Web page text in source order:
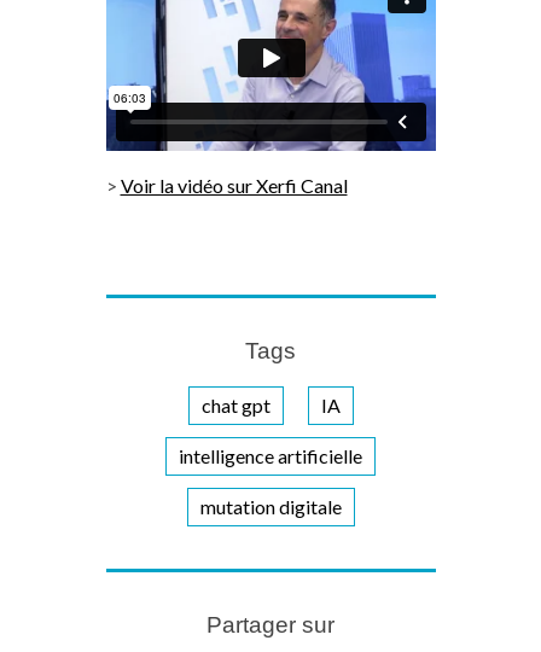
> Voir la vidéo sur Xerfi Canal
Tags
chat gpt IA
intelligence artificielle
mutation digitale
Partager sur